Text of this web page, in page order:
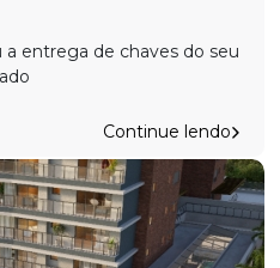
entrega de chaves do seu
Continue lendo